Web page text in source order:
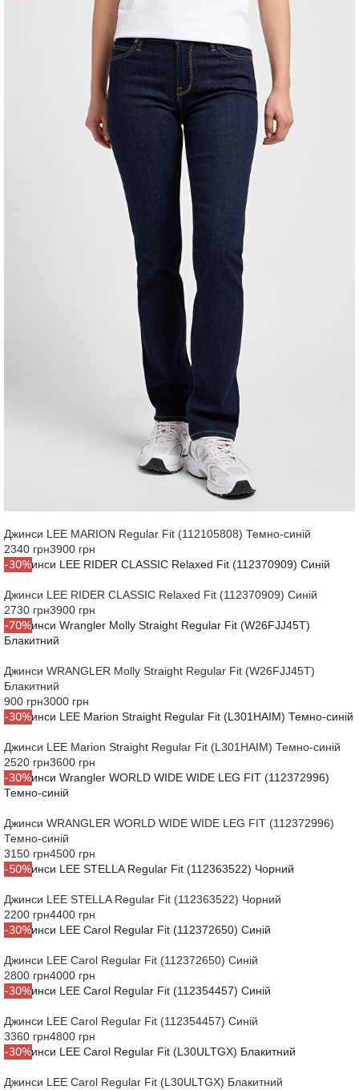
Джинси LEE MARION Regular Fit (112105808) Темно-синій
2340 грн3900 грн
-30%
Джинси LEE RIDER CLASSIC Relaxed Fit (112370909) Синій
2730 грн3900 грн
-70%
Джинси WRANGLER Molly Straight Regular Fit (W26FJJ45T)
Блакитний
900 грн3000 грн
-30%
Джинси LEE Marion Straight Regular Fit (L301HAIM) Темно-синій
2520 грн3600 грн
-30%
Джинси WRANGLER WORLD WIDE WIDE LEG FIT (112372996)
Темно-синій
3150 грн4500 грн
-50%
Джинси LEE STELLA Regular Fit (112363522) Чорний
2200 грн4400 грн
-30%
Джинси LEE Carol Regular Fit (112372650) Синій
2800 грн4000 грн
-30%
Джинси LEE Carol Regular Fit (112354457) Синій
3360 грн4800 грн
-30%
Джинси LEE Carol Regular Fit (L30ULTGX) Блакитний